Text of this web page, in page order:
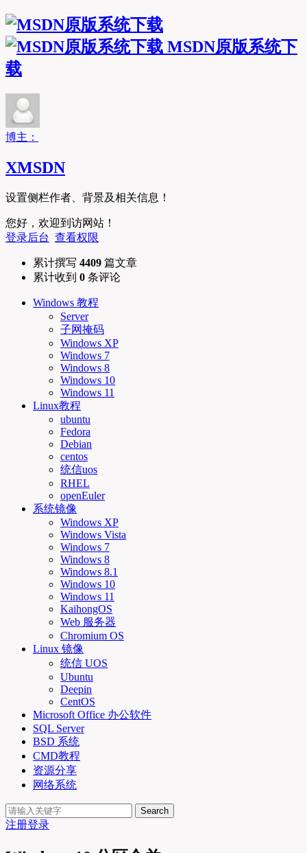
MSDN原版系统下
载
博主：
XMSDN
设置侧栏作者、背景及相关信息！
您好，欢迎到访网站！
登录后台 查看权限
累计撰写 4409 篇文章
累计收到 0 条评论
Windows 教程
Server
子网掩码
Windows XP
Windows 7
Windows 8
Windows 10
Windows 11
Linux教程
ubuntu
Fedora
Debian
centos
统信uos
RHEL
openEuler
系统镜像
Windows XP
Windows Vista
Windows 7
Windows 8
Windows 8.1
Windows 10
Windows 11
KaihongOS
Web 服务器
Chromium OS
Linux 镜像
统信 UOS
Ubuntu
Deepin
CentOS
Microsoft Office 办公软件
SQL Server
BSD 系统
CMD教程
资源分享
网络系统
Search
注册登录